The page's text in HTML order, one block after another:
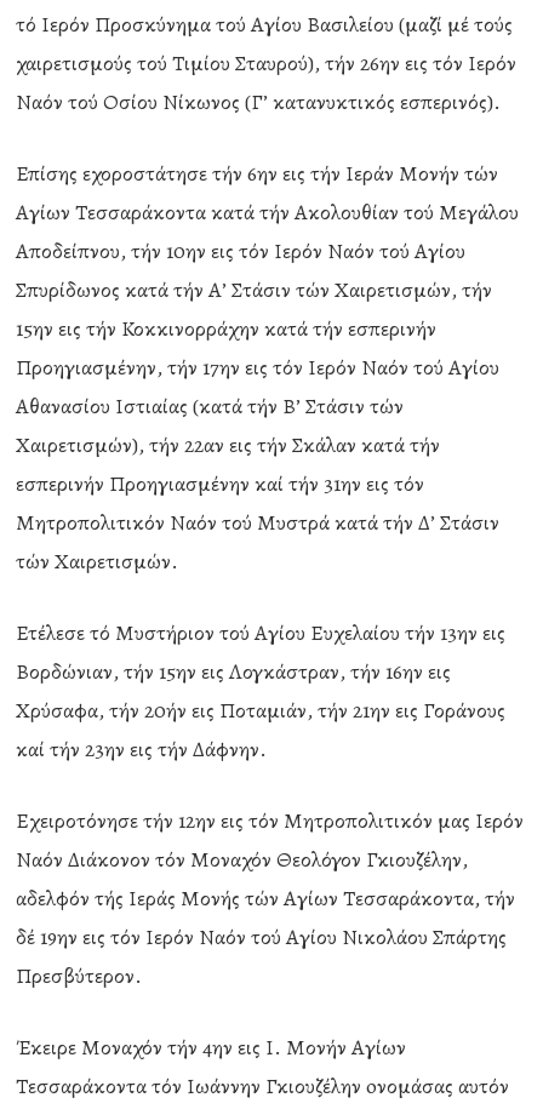
τό Ιερόν Προσκύνημα τού Αγίου Βασιλείου (μαζί μέ τούς
χαιρετισμούς τού Τιμίου Σταυρού), τήν 26ην εις τόν Ιερόν
Ναόν τού Οσίου Νίκωνος (Γ’ κατανυκτικός εσπερινός).
Επίσης εχοροστάτησε τήν 6ην εις τήν Ιεράν Μονήν τών
Αγίων Τεσσαράκοντα κατά τήν Ακολουθίαν τού Μεγάλου
Αποδείπνου, τήν 10ην εις τόν Ιερόν Ναόν τού Αγίου
Σπυρίδωνος κατά τήν Α’ Στάσιν τών Χαιρετισμών, τήν
15ην εις τήν Κοκκινορράχην κατά τήν εσπερινήν
Προηγιασμένην, τήν 17ην εις τόν Ιερόν Ναόν τού Αγίου
Αθανασίου Ιστιαίας (κατά τήν Β’ Στάσιν τών
Χαιρετισμών), τήν 22αν εις τήν Σκάλαν κατά τήν
εσπερινήν Προηγιασμένην καί τήν 31ην εις τόν
Μητροπολιτικόν Ναόν τού Μυστρά κατά τήν Δ’ Στάσιν
τών Χαιρετισμών.
Ετέλεσε τό Μυστήριον τού Αγίου Ευχελαίου τήν 13ην εις
Βορδώνιαν, τήν 15ην εις Λογκάστραν, τήν 16ην εις
Χρύσαφα, τήν 20ήν εις Ποταμιάν, τήν 21ην εις Γοράνους
καί τήν 23ην εις τήν Δάφνην.
Εχειροτόνησε τήν 12ην εις τόν Μητροπολιτικόν μας Ιερόν
Ναόν Διάκονον τόν Μοναχόν Θεολόγον Γκιουζέλην,
αδελφόν τής Ιεράς Μονής τών Αγίων Τεσσαράκοντα, τήν
δέ 19ην εις τόν Ιερόν Ναόν τού Αγίου Νικολάου Σπάρτης
Πρεσβύτερον.
Έκειρε Μοναχόν τήν 4ην εις Ι. Μονήν Αγίων
Τεσσαράκοντα τόν Ιωάννην Γκιουζέλην oνομάσας αυτόν